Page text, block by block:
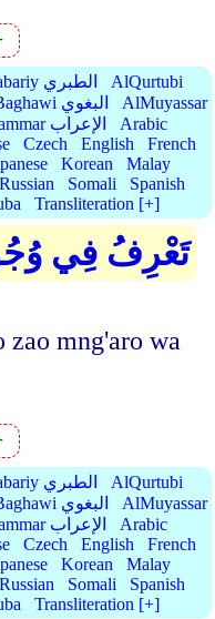
AtTabariy الطبري
AlQurtubi
AlBaghawi البغوي
AlMuyassar
Grammar الإعراب
Arabic
Czech English
French
Korean
Malay
Russian Somali
Spanish
Transliteration [+]
تَعْرِفُ فِي
zao mng'aro wa
AtTabariy الطبري
AlQurtubi
AlBaghawi البغوي
AlMuyassar
Grammar الإعراب
Arabic
Czech English
French
Korean
Malay
Russian Somali
Spanish
Transliteration [+]